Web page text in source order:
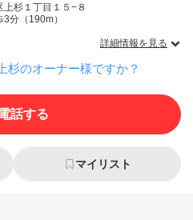
杉１丁目１５−８
分（190m）
詳細情報を見る
のオーナー様ですか？
話する
マイリスト